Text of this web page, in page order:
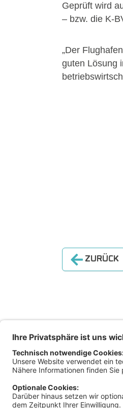
Geprüft wird
– bzw. die K-
„Der
guten Lösung
ZURÜCK